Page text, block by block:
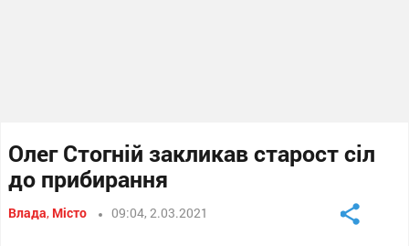
Олег Стогній закликав старост сіл
до прибирання
Влада, Місто 09:04, 2.03.2021